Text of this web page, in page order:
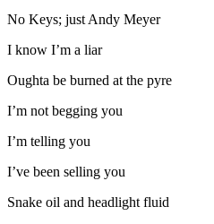
No Keys; just Andy Meyer
I know I’m a liar
Oughta be burned at the pyre
I’m not begging you
I’m telling you
I’ve been selling you
Snake oil and headlight fluid